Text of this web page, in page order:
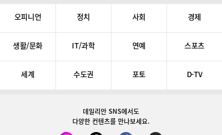
오피니언 정치 사회 경제
생활/문화 IT/과학 연예 스포츠
세계 수도권 포토 D-TV
데일리안 SNS에서도
다양한 컨텐츠를 만나보세요.